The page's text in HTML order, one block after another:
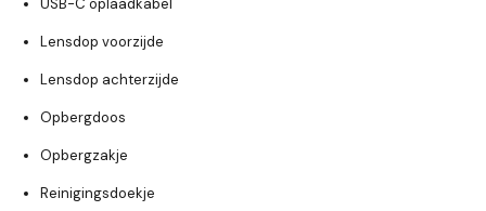
USB-C oplaadkabel
Lensdop voorzijde
Lensdop achterzijde
Opbergdoos
Opbergzakje
Reinigingsdoekje